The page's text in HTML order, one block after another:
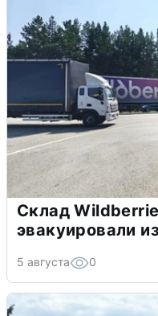
Склад
эвакуировали
5 августа 0